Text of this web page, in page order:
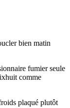
bien matin
fumier seule
comme
plaqué plutôt